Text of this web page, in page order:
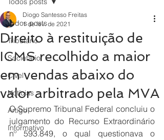
Todos posts
Tributário
Societário
Cível
Notícias
Artigo
Informativo
Direito à restituição de
ICMS recolhido a maior
em vendas abaixo do
valor arbitrado pela MVA
Diogo Santesso Freitas
1 de fev. de 2021
O Supremo Tribunal Federal concluiu o
julgamento do Recurso Extraordinário
nº 593.849, o qual questionava o